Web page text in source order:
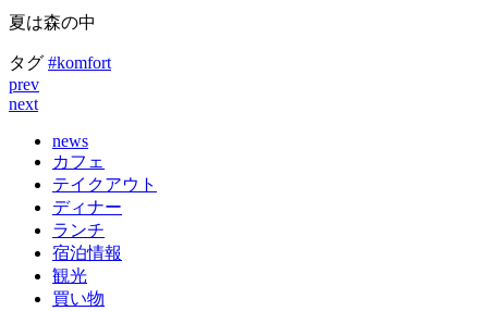
夏は森の中
タグ #komfort
prev
next
news
カフェ
テイクアウト
ディナー
ランチ
宿泊情報
観光
買い物